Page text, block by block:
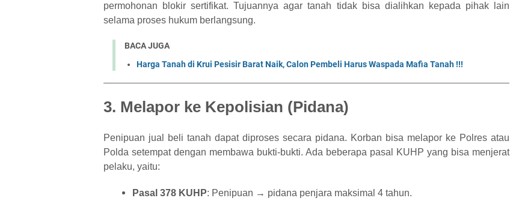
permohonan blokir sertifikat. Tujuannya agar tanah tidak bisa dialihkan kepada pihak lain
selama proses hukum berlangsung.
BACA JUGA
Harga Tanah di Krui Pesisir Barat Naik, Calon Pembeli Harus Waspada Mafia Tanah !!!
3. Melapor ke Kepolisian (Pidana)
Penipuan jual beli tanah dapat diproses secara pidana. Korban bisa melapor ke Polres atau
Polda setempat dengan membawa bukti-bukti. Ada beberapa pasal KUHP yang bisa menjerat
pelaku, yaitu:
Pasal 378 KUHP: Penipuan → pidana penjara maksimal 4 tahun.